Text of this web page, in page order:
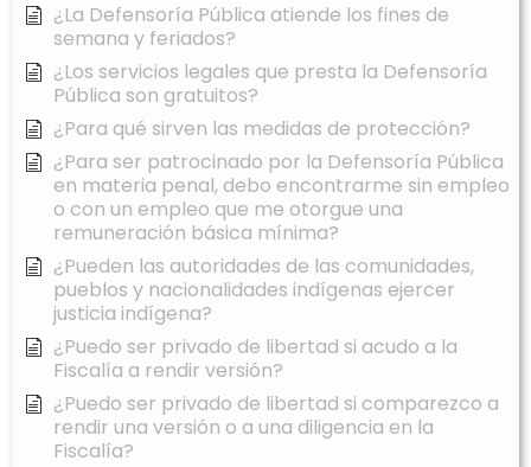
¿La Defensoría Pública atiende los fines de
semana y feriados?
¿Los servicios legales que presta la Defensoría
Pública son gratuitos?
¿Para qué sirven las medidas de protección?
¿Para ser patrocinado por la Defensoría Pública
en materia penal, debo encontrarme sin empleo
o con un empleo que me otorgue una
remuneración básica mínima?
¿Pueden las autoridades de las comunidades,
pueblos y nacionalidades indígenas ejercer
justicia indígena?
¿Puedo ser privado de libertad si acudo a la
Fiscalía a rendir versión?
¿Puedo ser privado de libertad si comparezco a
rendir una versión o a una diligencia en la
Fiscalía?